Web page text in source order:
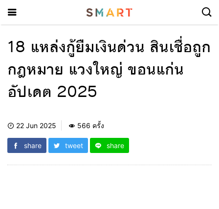
18 แหล่งกู้ยืมเงินด่วน สินเชื่อถูก
กฎหมาย แวงใหญ่ ขอนแก่น
อัปเดต 2025
22 Jun 2025 566 ครั้ง
share tweet share